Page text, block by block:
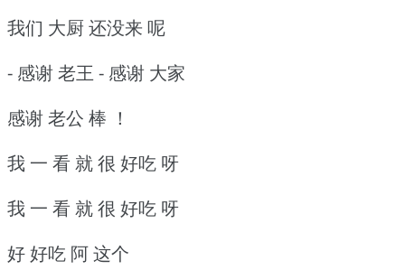
我们 大厨 还没来 呢
- 感谢 老王 - 感谢 大家
感谢 老公 棒 ！
我 一 看 就 很 好吃 呀
我 一 看 就 很 好吃 呀
好 好吃 阿 这个